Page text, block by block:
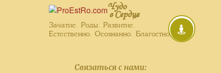
Чудо
в Сердце
Зачатие. Роды. Развитие.
Естественно. Осознанно. Благостно.
Связаться с нами: